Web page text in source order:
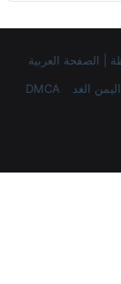
اليمن الغد DMCA